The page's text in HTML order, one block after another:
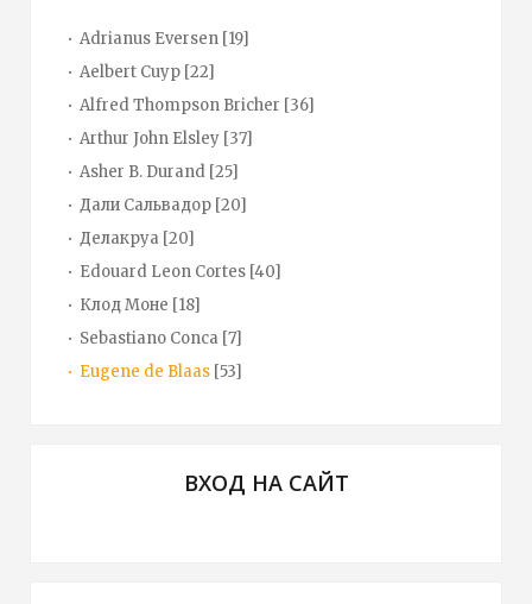
Adrianus Eversen [19]
Aelbert Cuyp [22]
Alfred Thompson Bricher [36]
Arthur John Elsley [37]
Asher B. Durand [25]
Дали Сальвадор [20]
Делакруа [20]
Edouard Leon Cortes [40]
Клод Моне [18]
Sebastiano Conca [7]
Eugene de Blaas [53]
ВХОД НА САЙТ